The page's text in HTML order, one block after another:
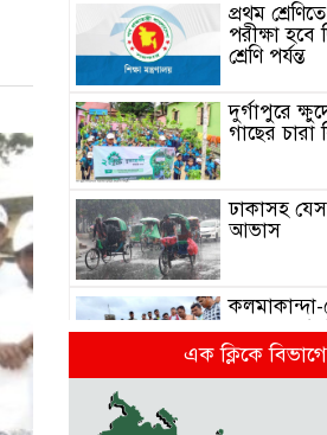
প্রথম
পরীক্ষা হবে
শ্রেণি পর্যন্ত
দুর্গাপুরে
গাছের চারা
ঢাকাসহ
আভাস
সড়কে ৫
রোপণ
এক ক্লিকে